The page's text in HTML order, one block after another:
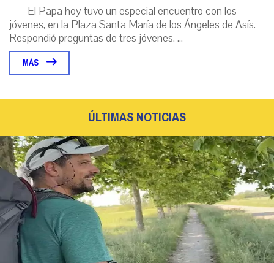
El Papa hoy tuvo un especial encuentro con los
jóvenes, en la Plaza Santa María de los Ángeles de Asís.
Respondió preguntas de tres jóvenes. ...
MÁS
ÚLTIMAS NOTICIAS